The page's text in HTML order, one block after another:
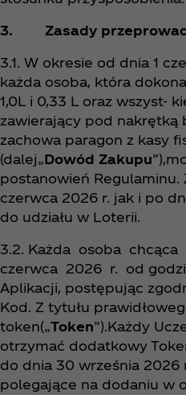
3. Zasady
3.1. W okresie od dnia 1
każda osoba, która
1,0L i 0,33 L oraz wszyst-
zawierający pod
zachowa paragon z kasy
(dalej„Dowód Zakupu
postanowień
czerwca 2026 r. jak i po
do udziału w Loterii.
3.2. Każda osoba
czerwca 2026 r. od
Aplikacji, postępując
Kod. Z tytułu
token(„Token”).Każdy
otrzymać dodatkowy
do dnia 30 września 2026
polegające na dodaniu w